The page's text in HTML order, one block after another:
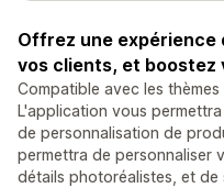
Offrez une expérience
vos clients, et boostez
Compatible avec les
L'application vous
de personnalisation de
permettra de personnaliser
détails photoréalistes, et de